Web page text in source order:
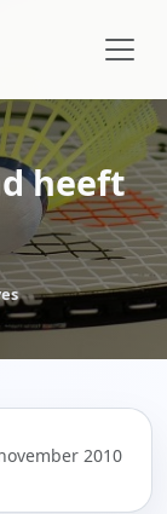
heeft
2010